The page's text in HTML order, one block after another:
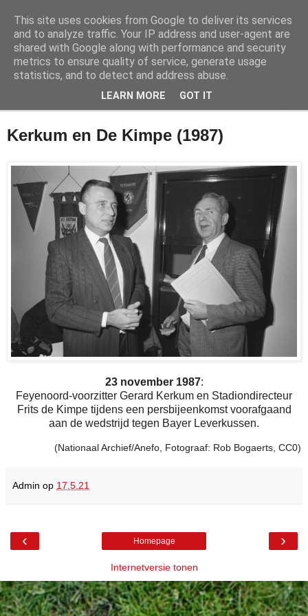
Feyenoord in beeld
De geschiedenis van Feyenoord in foto's
Kerkum en De Kimpe (1987)
23 november 1987:
Feyenoord-voorzitter Gerard Kerkum en Stadiondirecteur
Frits de Kimpe tijdens een persbijeenkomst voorafgaand
aan de wedstrijd tegen Bayer Leverkussen.
(Nationaal Archief/Anefo, Fotograaf: Rob Bogaerts, CC0)
Admin op 17.5.21
‹ ›
Homepage
Internetversie tonen
This site uses cookies from Google to deliver its services
and to analyze traffic. Your IP address and user-agent are
shared with Google along with performance and security
metrics to ensure quality of service, generate usage
statistics, and to detect and address abuse.
LEARN MORE GOT IT